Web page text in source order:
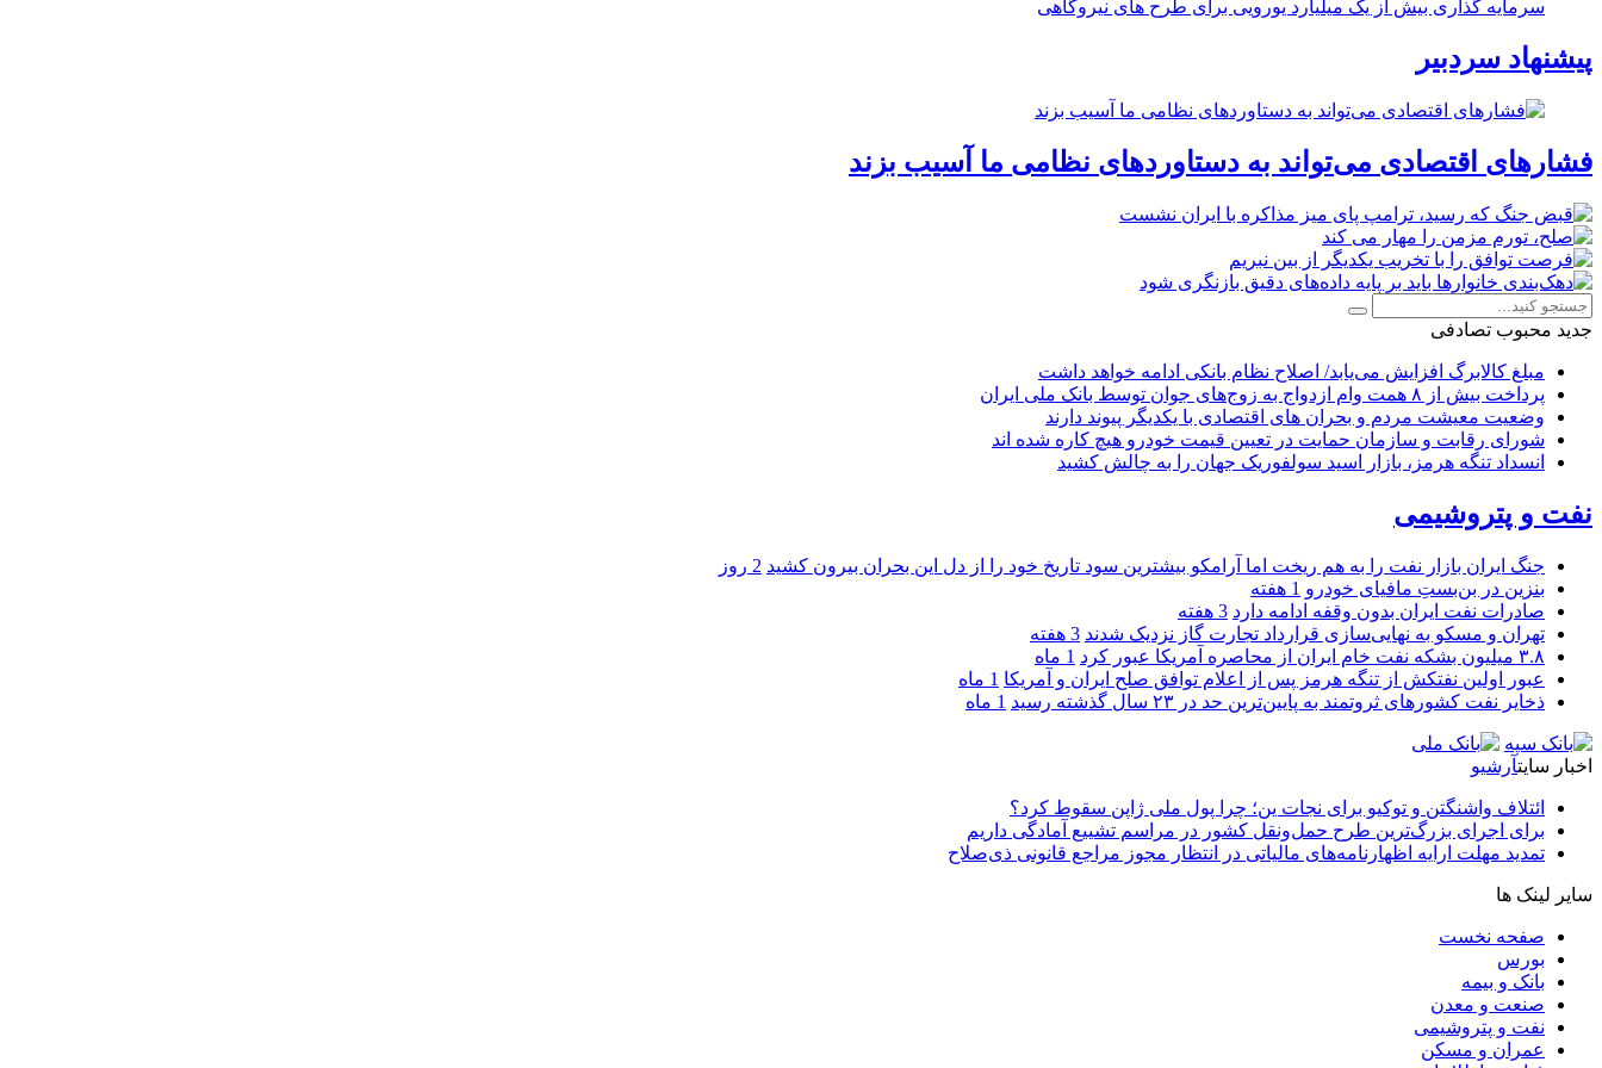
سرمایه گذاری بیش از یک میلیارد یورویی برای طرح های نیروگاهی
پیشنهاد سردبیر
فشارهای اقتصادی می‌تواند به دستاوردهای نظامی ما آسیب بزند
جدید محبوب تصادفی
مبلغ کالابرگ افزایش می‌یابد/ اصلاح نظام بانکی ادامه خواهد داشت
پرداخت بیش از ۸ همت وام ازدواج به زوج‌های جوان توسط بانک ملی ایران
وضعیت معیشت مردم و بحران های اقتصادی با یکدیگر پیوند دارند
شورای رقابت و سازمان حمایت در تعیین قیمت خودرو هیچ کاره شده اند
انسداد تنگه هرمز، بازار اسید سولفوریک جهان را به چالش کشید
نفت و پتروشیمی
جنگ ایران بازار نفت را به هم ریخت اما آرامکو بیشترین سود تاریخ خود را از دل این بحران بیرون کشید 2 روز
بنزین در بن‌بستِ مافیای خودرو 1 هفته
صادرات نفت ایران بدون وقفه ادامه دارد 3 هفته
تهران و مسکو به نهایی‌سازی قرارداد تجارت گاز نزدیک شدند 3 هفته
۳.۸ میلیون بشکه نفت خام ایران از محاصره آمریکا عبور کرد
1 ماه
عبور اولین نفتکش از تنگه هرمز پس از اعلام توافق صلح ایران و آمریکا 1 ماه
ذخایر نفت کشورهای ثروتمند به پایین‌ترین حد در ۲۳ سال گذشته رسید
1 ماه
اخبار سایتآرشیو
ائتلاف واشنگتن و توکیو برای نجات ین؛ چرا پول ملی ژاپن سقوط کرد؟
برای اجرای بزرگ‌ترین طرح حمل‌ونقل کشور در مراسم تشییع آمادگی داریم
تمدید مهلت ارایه اظهارنامه‌های مالیاتی در انتظار مجوز مراجع قانونی ذی‌‏صلاح
سایر لینک ها
صفحه نخست
بورس
بانک و بیمه
صنعت و معدن
نفت و پتروشیمی
عمران و مسکن